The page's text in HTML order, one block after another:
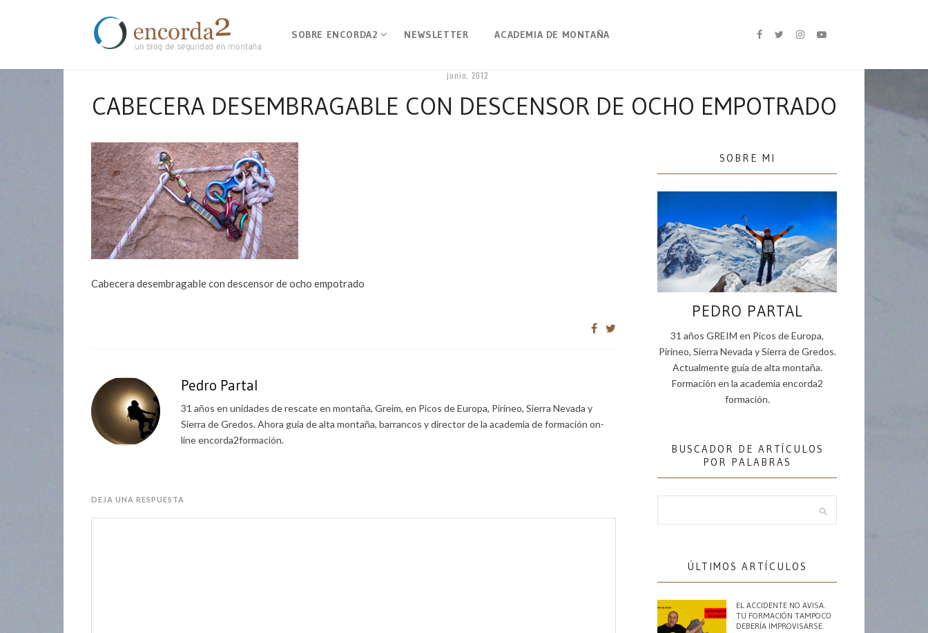
SOBRE ENCORDA2 NEWSLETTER ACADEMIA DE MONTAÑA
junio, 2012
CABECERA DESEMBRAGABLE CON DESCENSOR DE OCHO EMPOTRADO
Cabecera desembragable con descensor de ocho empotrado
Pedro Partal
31 años en unidades de rescate en montaña, Greim, en Picos de Europa, Pirineo, Sierra Nevada y
Sierra de Gredos. Ahora guía de alta montaña, barrancos y director de la academia de formación on-
line encorda2formación.
DEJA UNA RESPUESTA
SOBRE MI
PEDRO PARTAL
31 años GREIM en Picos de Europa,
Pirineo, Sierra Nevada y Sierra de Gredos.
Actualmente guía de alta montaña.
Formación en la academia encorda2
formación.
BUSCADOR DE ARTÍCULOS
POR PALABRAS
ÚLTIMOS ARTÍCULOS
EL ACCIDENTE NO AVISA.
TU FORMACIÓN TAMPOCO
DEBERÍA IMPROVISARSE.